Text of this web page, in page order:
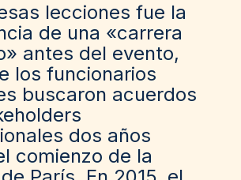
lecciones fue la
de una «carrera
antes del evento,
los funcionarios
buscaron acuerdos
dos años
comienzo de la